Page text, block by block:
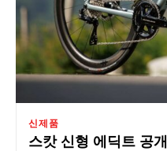
신제품
스캇 신형 에딕트 공개